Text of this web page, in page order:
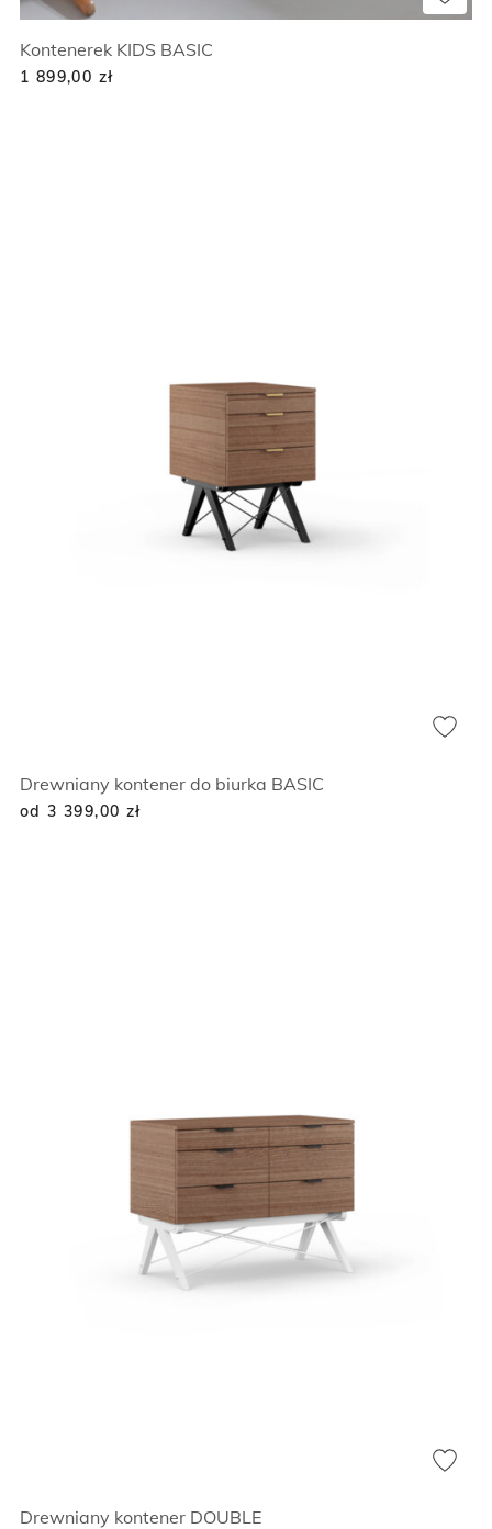
Kontenerek KIDS BASIC
1 899,00 zł
Drewniany kontener do biurka BASIC
od 3 399,00 zł
Drewniany kontener DOUBLE